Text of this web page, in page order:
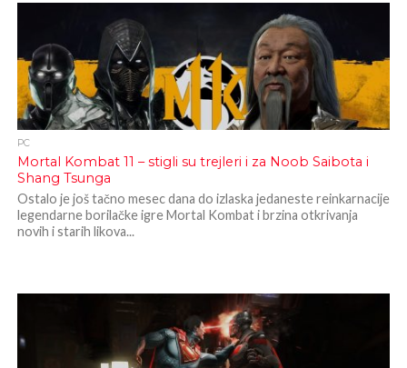
PC
Mortal Kombat 11 – stigli su trejleri i za Noob Saibota i
Shang Tsunga
Ostalo je još tačno mesec dana do izlaska jedaneste reinkarnacije
legendarne borilačke igre Mortal Kombat i brzina otkrivanja
novih i starih likova...